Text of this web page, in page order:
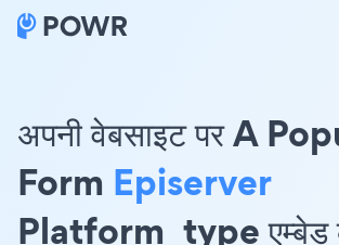
अपनी वेबसाइट पर A
Form Episerver
Platform_type एम्बेड